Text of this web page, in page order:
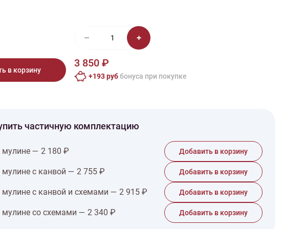
Платье Плед
в корзину
3 850 ₽
+193 руббонусa при покупке
частичную комплектацию
мулине — 2 180 ₽ Добавить в корзину
с канвой — 2 755 ₽ Добавить в корзину
с канвой и схемами — 2 915 ₽ Добавить в корзину
мулине со схемами — 2 340 ₽ Добавить в корзину